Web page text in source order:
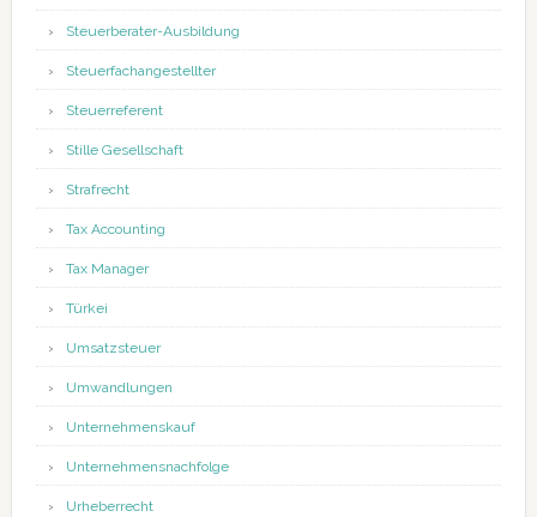
Steuerberater-Ausbildung
Steuerfachangestellter
Steuerreferent
Stille Gesellschaft
Strafrecht
Tax Accounting
Tax Manager
Türkei
Umsatzsteuer
Umwandlungen
Unternehmenskauf
Unternehmensnachfolge
Urheberrecht